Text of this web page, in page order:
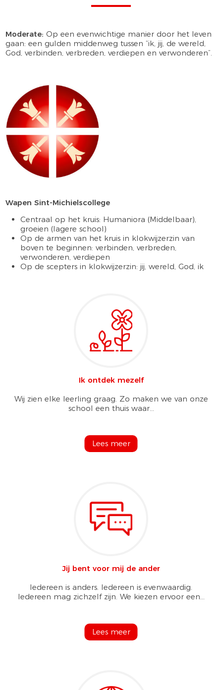
Moderate: Op een evenwichtige manier door het leven
gaan: een gulden middenweg tussen “ik, jij, de wereld,
God, verbinden, verbreden, verdiepen en verwonderen”.
Wapen Sint-Michielscollege
Centraal op het kruis: Humaniora (Middelbaar),
groeien (lagere school)
Op de armen van het kruis in klokwijzerzin van
boven te beginnen: verbinden, verbreden,
verwonderen, verdiepen
Op de scepters in klokwijzerzin: jij, wereld, God, ik
Ik ontdek mezelf
Wij zien elke leerling graag. Zo maken we van onze
school een thuis waar...
Lees meer
Jij bent voor mij de ander
Iedereen is anders. Iedereen is evenwaardig.
Iedereen mag zichzelf zijn. We kiezen ervoor een...
Lees meer